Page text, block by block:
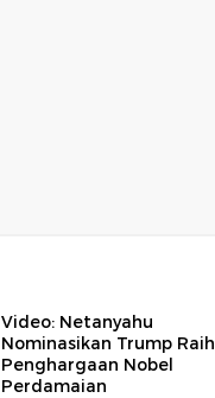
Video: Netanyahu
Nominasikan Trump Raih
Penghargaan Nobel
Perdamaian